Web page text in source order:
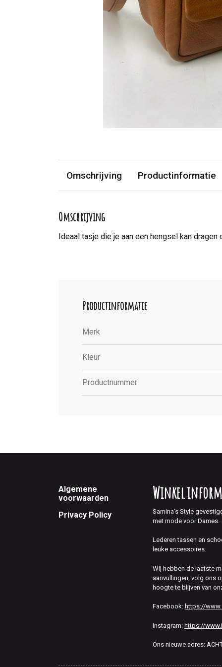
Omschrijving Productinformatie
Omschrijving
Ideaal tasje die je aan een hengsel kan
Productinformatie
Merk
Kleur
Productnummer
Footer
Algemene
voorwaarden
Privacy Policy
Winkel
Samina's Style
met mode voor Dames.
Lederen tassen en
leuke accessoires.
Wij hebben de laatste
aanvullingen, volg ons
hoogte te blijven van
Facebook: https://
Instagram: https://
Ons nieuwe adres: